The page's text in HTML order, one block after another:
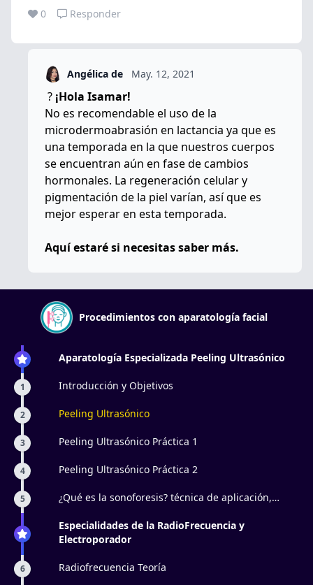
0 Responder
Angélica de May. 12, 2021
? ¡Hola Isamar!
No es recomendable el uso de la
microdermoabrasión en lactancia ya que es
una temporada en la que nuestros cuerpos
se encuentran aún en fase de cambios
hormonales. La regeneración celular y
pigmentación de la piel varían, así que es
mejor esperar en esta temporada.
Aquí estaré si necesitas saber más.
Procedimientos con aparatología facial
Aparatología Especializada Peeling Ultrasónico
1 Introducción y Objetivos
2 Peeling Ultrasónico
3 Peeling Ultrasónico Práctica 1
4 Peeling Ultrasónico Práctica 2
5
¿Qué es la sonoforesis? técnica de aplicación,
ultrasonido.
Especialidades de la RadioFrecuencia y
Electroporador
6 Radiofrecuencia Teoría